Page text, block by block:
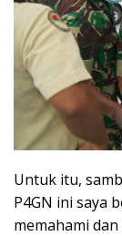
Untuk itu,
P4GN ini saya
memahami